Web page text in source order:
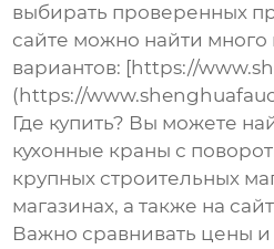
выбирать проверенных
сайте можно найти много
вариантов: [https://
(https://
Где купить? Вы можете
кухонные краны с
крупных строительных
магазинах, а также на
Важно сравнивать цены и